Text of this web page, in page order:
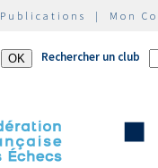
Publications | Mon
Rechercher un club